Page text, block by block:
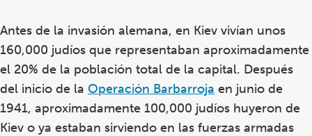
Antes de la invasión alemana, en Kiev vivían unos
160,000 judíos que representaban aproximadamente
el 20% de la población total de la capital. Después
del inicio de la Operación Barbarroja en junio de
1941, aproximadamente 100,000 judíos huyeron de
Kiev o ya estaban sirviendo en las fuerzas armadas